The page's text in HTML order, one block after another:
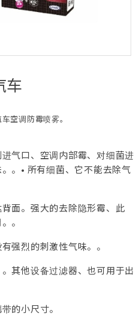
车
空调防霉喷雾。
气口、空调内部霉、对细菌进
。• 所有细菌、它不能去除气
面。强大的去除隐形霉、此
。
强烈的刺激性气味。。
其他设备过滤器、也可用于出
的小尺寸。